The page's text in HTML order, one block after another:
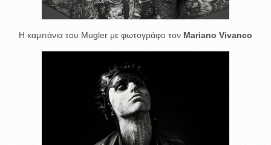
H καμπάνια του Mugler με φωτογράφο τον Mariano Vivanco